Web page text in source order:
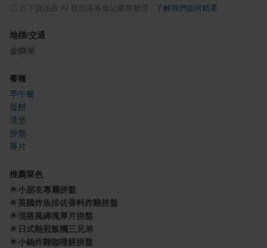
以下資訊由 AI 從部落客食記彙整整理 了解我們如何精選
地標/交通
金獅湖
餐種
早午餐
蛋餅
漢堡
拼盤
厚片
推薦菜色
🌟小朋友專屬拼盤
🌟英國炸魚排佐香料炸雞拼盤
🌟混搭風磚塊厚片拼盤
🌟 日式熱煎飯糰三兄弟
🌟小鍋炸雞咖哩餅拼盤